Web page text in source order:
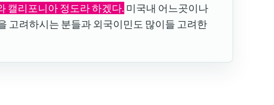
캘리포니아 정도라 하겠다. 미국내 어느곳이나
고려하시는 분들과 외국이민도 많이들 고려한